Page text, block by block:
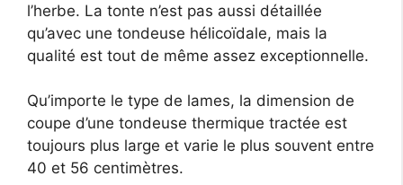
l’herbe. La tonte n’est pas aussi détaillée
qu’avec une tondeuse hélicoïdale, mais la
qualité est tout de même assez exceptionnelle.
Qu’importe le type de lames, la dimension de
coupe d’une tondeuse thermique tractée est
toujours plus large et varie le plus souvent entre
40 et 56 centimètres.